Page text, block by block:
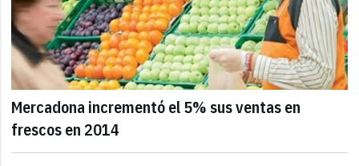
Mercadona incrementó el 5% sus ventas en
frescos en 2014